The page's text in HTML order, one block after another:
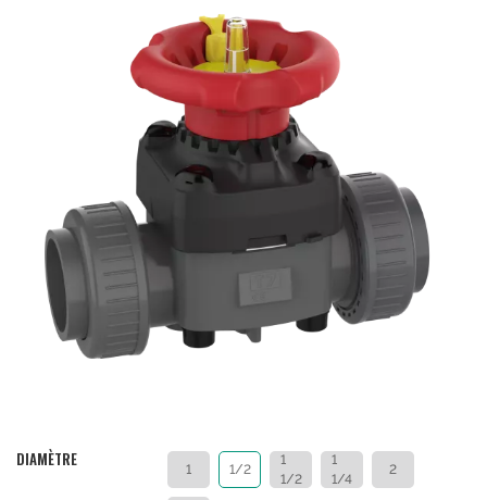
DIAMÈTRE 1 1/2
1
1/2
1
1/4
2